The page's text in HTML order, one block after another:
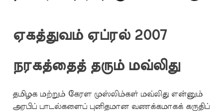
ஏகத்துவம் ஏப்ரல் 2007
நரகத்தைத் தரும் மவ்லிது
தமிழக மற்றும் கேரள முஸ்லிம்கள் மவ்லிது என்னும்
அரபிப் பாடல்களைப் புனிதமான வணக்கமாகக் கருதிப்